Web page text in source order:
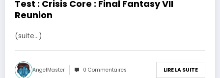
Test : Crisis Core : Final Fantasy VII
Reunion
(suite…)
AngelMaster 0 Commentaires LIRE LA SUITE